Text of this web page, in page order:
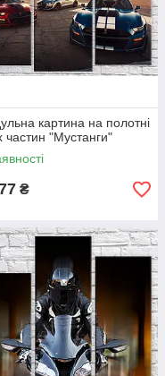
картина на полотні
частин "Мустанги"
₴